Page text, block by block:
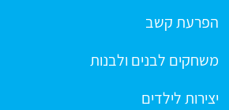
הפרעת קשב
משחקים לבנים ולבנות
יצירות לילדים